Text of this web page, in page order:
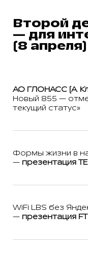
Второй
— для
(8 апреля)
АО ГЛОНАСС (А.
Новый 855 —
текущий статус»
Формы жизни в
— презентация
WiFi LBS без
— презентация